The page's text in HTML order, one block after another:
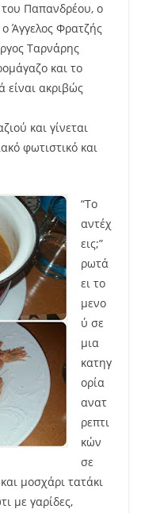
του Παπανδρέου, ο
ο Άγγελος Φρατζής
Ταρνάρης
και το
είναι ακριβώς
και γίνεται
φωτιστικό και
“Το
αντέχ
εις;”
ρωτά
ει το
μενο
ύ σε
μια
κατηγ
ορία
ανατ
ρεπτι
κών
σε
μοσχάρι τατάκι
με γαρίδες,